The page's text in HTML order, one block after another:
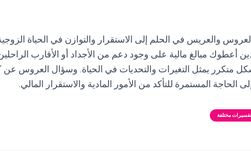
والعريس في الحلم إلى الاستقرار والتوازن في الحياة
أعطوك مبالغ مالية على وجود دعم من الأجداد أو الأقارب
متكرر يمثل التغيرات والتحديات في الحياة. وسؤال العروس
الحاجة المستمرة للتأكد من الأمور المادية والاستقرار المالي.
تفسيرات مختلفة